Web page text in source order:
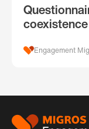
Engagement
Pied